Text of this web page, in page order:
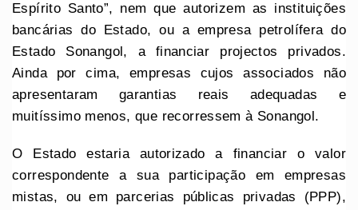
Espírito Santo”, nem que autorizem as instituições
bancárias do Estado, ou a empresa petrolífera do
Estado Sonangol, a financiar projectos privados.
Ainda por cima, empresas cujos associados não
apresentaram garantias reais adequadas e
muitíssimo menos, que recorressem à Sonangol.
O Estado estaria autorizado a financiar o valor
correspondente a sua participação em empresas
mistas, ou em parcerias públicas privadas (PPP),